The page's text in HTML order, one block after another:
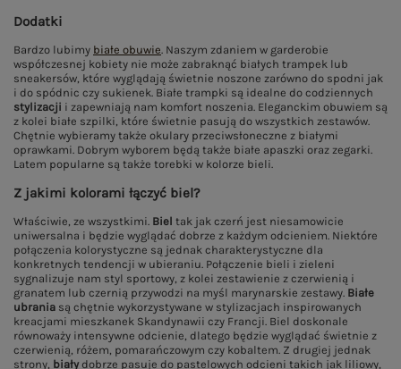
Dodatki
Bardzo lubimy białe obuwie. Naszym zdaniem w garderobie
współczesnej kobiety nie może zabraknąć białych trampek lub
sneakersów, które wyglądają świetnie noszone zarówno do spodni jak
i do spódnic czy sukienek. Białe trampki są idealne do codziennych
stylizacji i zapewniają nam komfort noszenia. Eleganckim obuwiem są
z kolei białe szpilki, które świetnie pasują do wszystkich zestawów.
Chętnie wybieramy także okulary przeciwsłoneczne z białymi
oprawkami. Dobrym wyborem będą także białe apaszki oraz zegarki.
Latem popularne są także torebki w kolorze bieli.
Z jakimi kolorami łączyć biel?
Właściwie, ze wszystkimi. Biel tak jak czerń jest niesamowicie
uniwersalna i będzie wyglądać dobrze z każdym odcieniem. Niektóre
połączenia kolorystyczne są jednak charakterystyczne dla
konkretnych tendencji w ubieraniu. Połączenie bieli i zieleni
sygnalizuje nam styl sportowy, z kolei zestawienie z czerwienią i
granatem lub czernią przywodzi na myśl marynarskie zestawy. Białe
ubrania są chętnie wykorzystywane w stylizacjach inspirowanych
kreacjami mieszkanek Skandynawii czy Francji. Biel doskonale
równoważy intensywne odcienie, dlatego będzie wyglądać świetnie z
czerwienią, różem, pomarańczowym czy kobaltem. Z drugiej jednak
strony, białydobrze pasuje do pastelowych odcieni takich jak liliowy,